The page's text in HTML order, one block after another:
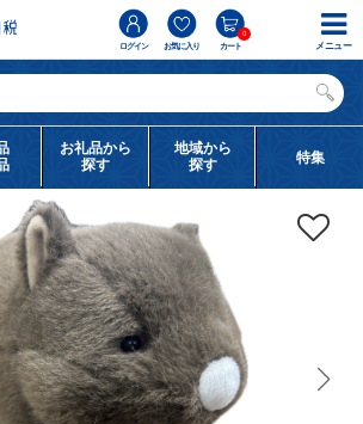
ログイン お気に入り カート
0
お礼品から
探す
地域から
探す
特集
メニュー